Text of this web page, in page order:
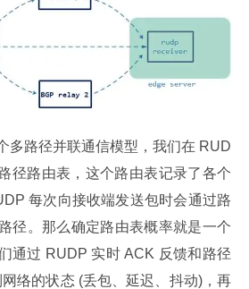
多路径并联通信模型，我们在 RUD
径路由表，这个路由表记录了各个
每次向接收端发送包时会通过路
径。那么确定路由表概率就是一个
通过 RUDP 实时 ACK 反馈和路径
络的状态 (丢包、延迟、抖动)，再